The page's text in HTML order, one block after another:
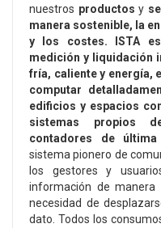
nuestros productos y
manera sostenible, la
y los costes. ISTA
medición y liquidación
fría, caliente y energía,
computar
edificios y espacios
sistemas propios
contadores de última
sistema pionero de
los gestores y
información de manera
necesidad de
dato. Todos los